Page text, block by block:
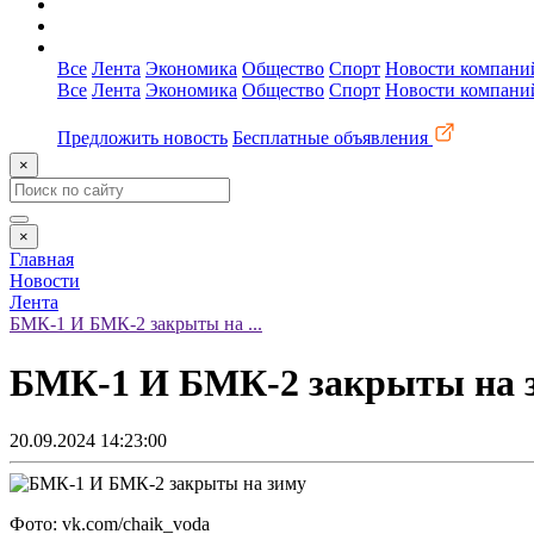
Все Лента Экономика Общество Спорт Новости
Все Лента Экономика Общество Спорт Новости
Предложить новость Бесплатные объявления
×
×
Главная
Новости
Лента
БМК-1 И БМК-2 закрыты на ...
БМК-1 И БМК-2 закрыты на
20.09.2024 14:23:00
Фото: vk.com/chaik_voda